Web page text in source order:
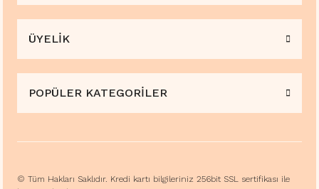
ÜYELİK
POPÜLER KATEGORİLER
© Tüm Hakları Saklıdır. Kredi kartı bilgileriniz 256bit SSL sertifikası ile